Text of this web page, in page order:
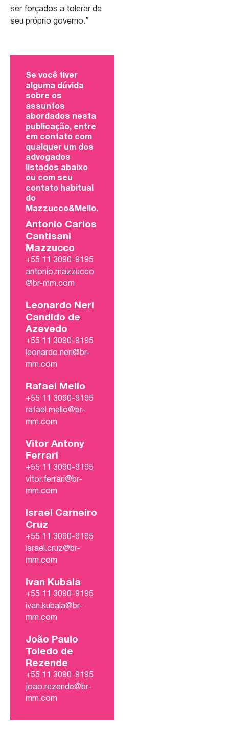
ser forçados a tolerar de
seu próprio governo.”
Se você tiver
alguma dúvida
sobre os
assuntos
abordados nesta
publicação, entre
em contato com
qualquer um dos
advogados
listados abaixo
ou com seu
contato habitual
do
Mazzucco&Mello.
Antonio Carlos
Cantisani
Mazzucco
+55 11 3090-9195
antonio.mazzucco
@br-mm.com
Leonardo Neri
Candido de
Azevedo
+55 11 3090-9195
leonardo.neri@br-
mm.com
Rafael Mello
+55 11 3090-9195
rafael.mello@br-
mm.com
Vitor Antony
Ferrari
+55 11 3090-9195
vitor.ferrari@br-
mm.com
Israel Carneiro
Cruz
+55 11 3090-9195
israel.cruz@br-
mm.com
Ivan Kubala
+55 11 3090-9195
ivan.kubala@br-
mm.com
João Paulo
Toledo de
Rezende
+55 11 3090-9195
joao.rezende@br-
mm.com